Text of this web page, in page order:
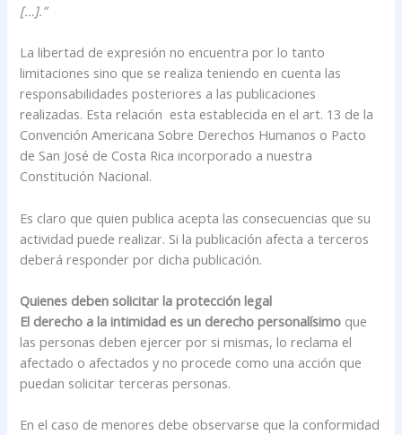
[…].”
La libertad de expresión no encuentra por lo tanto
limitaciones sino que se realiza teniendo en cuenta las
responsabilidades posteriores a las publicaciones
realizadas. Esta relación esta establecida en el art. 13 de la
Convención Americana Sobre Derechos Humanos o Pacto
de San José de Costa Rica incorporado a nuestra
Constitución Nacional.
Es claro que quien publica acepta las consecuencias que su
actividad puede realizar. Si la publicación afecta a terceros
deberá responder por dicha publicación.
Quienes deben solicitar la protección legal
El derecho a la intimidad es un derecho personalísimo que
las personas deben ejercer por si mismas, lo reclama el
afectado o afectados y no procede como una acción que
puedan solicitar terceras personas.
En el caso de menores debe observarse que la conformidad